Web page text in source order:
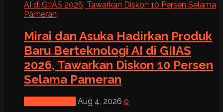
Mirai dan Asuka Hadirkan Produk
Baru Berteknologi AI di GIIAS
2026, Tawarkan Diskon 10 Persen
Selama Pameran
Aug 4, 2026 0